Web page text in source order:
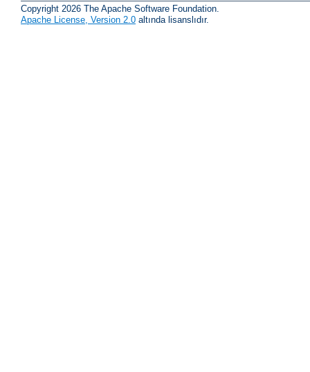
Copyright 2026 The Apache Software Foundation.
Apache License, Version 2.0 altında lisanslıdır.